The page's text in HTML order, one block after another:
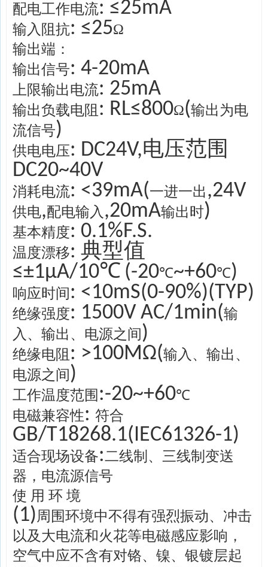
配电工作电流: ≤25mA
输入阻抗: ≤25Ω
输出端：
输出信号: 4-20mA
上限输出电流: 25mA
输出负载电阻 : RL≤800Ω(输出为电
流信号)
供电电压: DC24V,电压范围
DC20~40V
消耗电流: <39mA(一进一出,24V
供电,配电输入 ,20mA输出时)
基本精度: 0.1%F.S.
温度漂移: 典型值
≤±1μA/10℃ (-20℃~+60℃)
响应时间: <10mS(0-90%)(TYP)
绝缘强度: 1500V AC/1min(输
入、输出、电源之间)
绝缘电阻 : >100MΩ(输入、输出、
电源之间)
工作温度范围 :-20~+60℃
电磁兼容性: 符合
GB/T18268.1(IEC61326-1)
适合现场设备:二线制、三线制变送
器，电流源信号
使 用 环 境
(1)周围环境中不得有强烈振动、冲击
以及大电流和火花等电磁感应影响，
空气中应不含有对铬、镍、银镀层起